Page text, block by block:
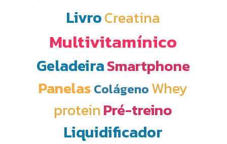
LivroCreatina
Multivitamínico
GeladeiraSmartphone
Panelas Colágeno Whey
proteinPré-treino
Liquidificador